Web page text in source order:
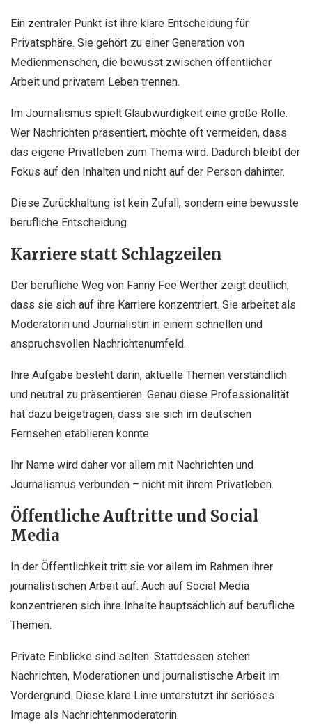
Ein zentraler Punkt ist ihre klare Entscheidung für
Privatsphäre. Sie gehört zu einer Generation von
Medienmenschen, die bewusst zwischen öffentlicher
Arbeit und privatem Leben trennen.
Im Journalismus spielt Glaubwürdigkeit eine große Rolle.
Wer Nachrichten präsentiert, möchte oft vermeiden, dass
das eigene Privatleben zum Thema wird. Dadurch bleibt der
Fokus auf den Inhalten und nicht auf der Person dahinter.
Diese Zurückhaltung ist kein Zufall, sondern eine bewusste
berufliche Entscheidung.
Karriere statt Schlagzeilen
Der berufliche Weg von Fanny Fee Werther zeigt deutlich,
dass sie sich auf ihre Karriere konzentriert. Sie arbeitet als
Moderatorin und Journalistin in einem schnellen und
anspruchsvollen Nachrichtenumfeld.
Ihre Aufgabe besteht darin, aktuelle Themen verständlich
und neutral zu präsentieren. Genau diese Professionalität
hat dazu beigetragen, dass sie sich im deutschen
Fernsehen etablieren konnte.
Ihr Name wird daher vor allem mit Nachrichten und
Journalismus verbunden – nicht mit ihrem Privatleben.
Öffentliche Auftritte und Social
Media
In der Öffentlichkeit tritt sie vor allem im Rahmen ihrer
journalistischen Arbeit auf. Auch auf Social Media
konzentrieren sich ihre Inhalte hauptsächlich auf berufliche
Themen.
Private Einblicke sind selten. Stattdessen stehen
Nachrichten, Moderationen und journalistische Arbeit im
Vordergrund. Diese klare Linie unterstützt ihr seriöses
Image als Nachrichtenmoderatorin.